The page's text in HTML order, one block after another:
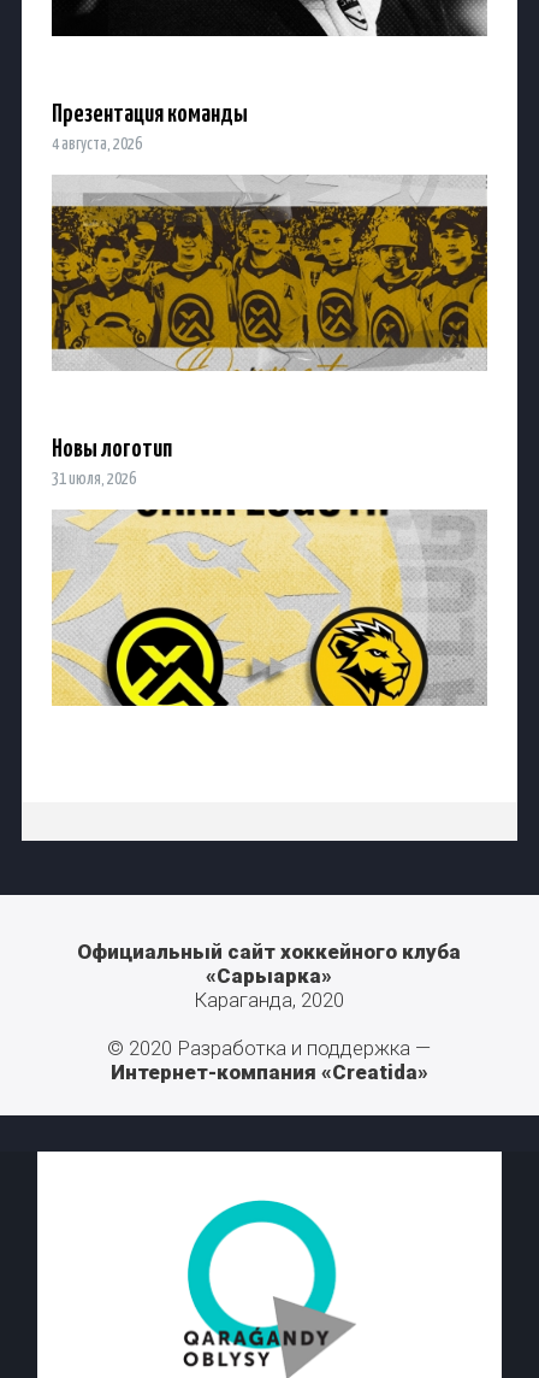
Презентация команды
4 августа, 2026
Новы логотип
31 июля, 2026
Официальный сайт хоккейного клуба
«Сарыарка»
Караганда, 2020
© 2020 Разработка и поддержка —
Интернет-компания «Creatida»